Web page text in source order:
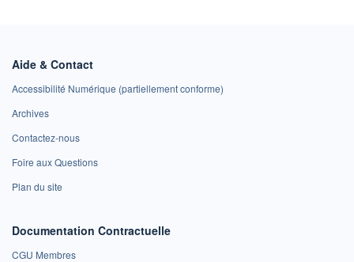
Aide & Contact
Accessibilité Numérique (partiellement conforme)
Archives
Contactez-nous
Foire aux Questions
Plan du site
Documentation Contractuelle
CGU Membres